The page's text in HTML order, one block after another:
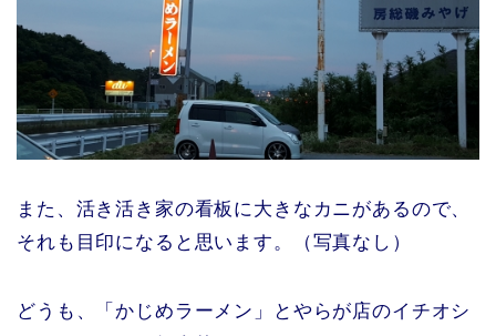
また、活き活き家の看板に大きなカニがあるので、
それも目印になると思います。（写真なし）
どうも、「かじめラーメン」とやらが店のイチオシ